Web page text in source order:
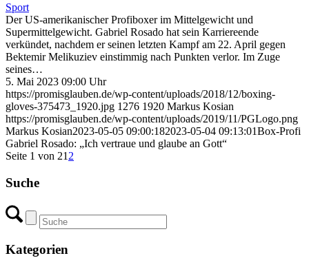
Sport
Der US-amerikanischer Profiboxer im Mittelgewicht und
Supermittelgewicht. Gabriel Rosado hat sein Karriereende
verkündet, nachdem er seinen letzten Kampf am 22. April gegen
Bektemir Melikuziev einstimmig nach Punkten verlor. Im Zuge
seines…
5. Mai 2023 09:00 Uhr
https://promisglauben.de/wp-content/uploads/2018/12/boxing-
gloves-375473_1920.jpg 1276 1920 Markus Kosian
https://promisglauben.de/wp-content/uploads/2019/11/PGLogo.png
Markus Kosian2023-05-05 09:00:182023-05-04 09:13:01Box-Profi
Gabriel Rosado: „Ich vertraue und glaube an Gott“
Seite 1 von 21 2
Suche
Kategorien